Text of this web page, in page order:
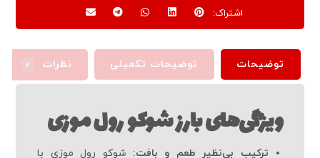
توضیحات توضیحات تکمیلی نظرات ۰
ویژگی‌های بارز شوکو رول موزی
ترکیب بی‌نظیر طعم و بافت: شوکو رول موزی با